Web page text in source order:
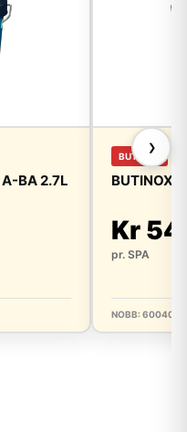
A-BA 2.7L
BUTINOX
BUTINOX
Kr
pr. SPA
NOBB:
❯